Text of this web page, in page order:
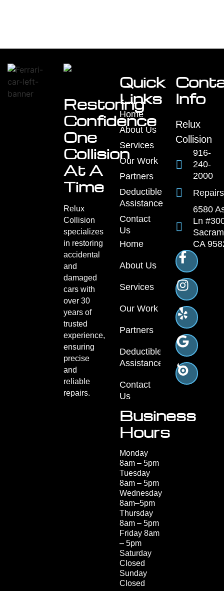
Restoring
Confidence
One
Collision
At A
Time
Relux
Collision
specializes
in restoring
accidental
and
damaged
cars with
over 30
years of
trusted
experience,
ensuring
precise
and
reliable
repairs.
Quick
Links
Home
About Us
Services
Our Work
Partners
Deductible
Assistance
Contact
Us
Home
About Us
Services
Our Work
Partners
Deductible
Assistance
Contact
Us
Business
Hours
Monday
8am – 5pm
Tuesday
8am – 5pm
Wednesday
8am–5pm
Thursday
8am – 5pm
Friday 8am
– 5pm
Saturday
Closed
Sunday
Closed
Info
Relux
Collision
916-
240-
2000
6580
Ln
CA